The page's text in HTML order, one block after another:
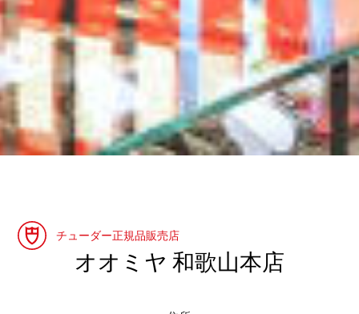
チューダー正規品販売店
‭オオミヤ 和歌山本店‬